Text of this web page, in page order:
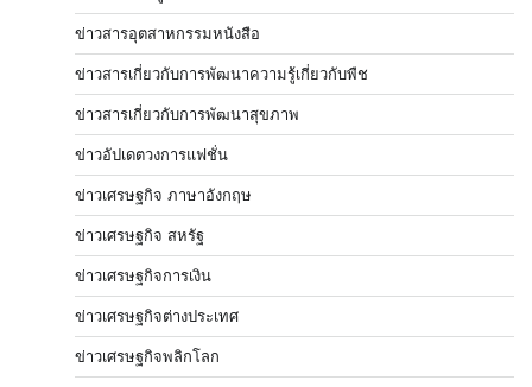
ข่าวสารอุตสาหกรรมหนังสือ
ข่าวสารเกี่ยวกับการพัฒนาความรู้เกี่ยวกับพืช
ข่าวสารเกี่ยวกับการพัฒนาสุขภาพ
ข่าวอัปเดตวงการแฟชั่น
ข่าวเศรษฐกิจ ภาษาอังกฤษ
ข่าวเศรษฐกิจ สหรัฐ
ข่าวเศรษฐกิจการเงิน
ข่าวเศรษฐกิจต่างประเทศ
ข่าวเศรษฐกิจพลิกโลก